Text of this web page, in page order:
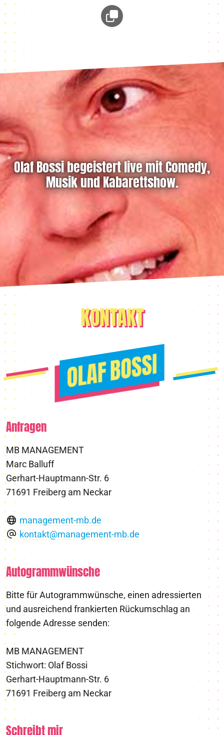
Olaf Bossi begeistert live mit Comedy,
Musik und Kabarettshow.
KONTAKT
Anfragen
MB MANAGEMENT
Marc Balluff
Gerhart-Hauptmann-Str. 6
71691 Freiberg am Neckar
management-mb.de
kontakt@management-mb.de
Autogrammwünsche
Bitte für Autogrammwünsche, einen adressierten
und ausreichend frankierten Rückumschlag an
folgende Adresse senden:
MB MANAGEMENT
Stichwort: Olaf Bossi
Gerhart-Hauptmann-Str. 6
71691 Freiberg am Neckar
Schreibt mir